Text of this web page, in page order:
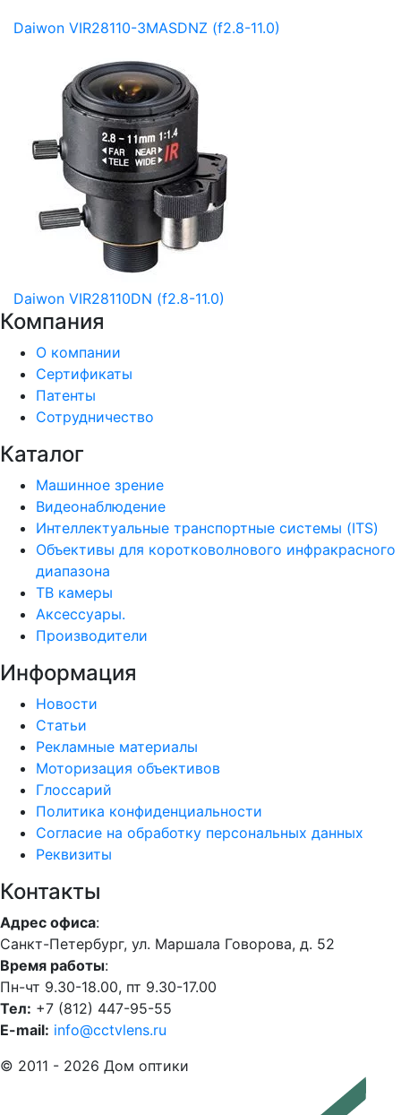
Daiwon VIR28110-3MASDNZ (f2.8-11.0)
Daiwon VIR28110DN (f2.8-11.0)
Компания
О компании
Сертификаты
Патенты
Сотрудничество
Каталог
Машинное зрение
Видеонаблюдение
Интеллектуальные транспортные системы (ITS)
Объективы для коротковолнового инфракрасного
диапазона
ТВ камеры
Аксессуары.
Производители
Информация
Новости
Статьи
Рекламные материалы
Моторизация объективов
Глоссарий
Политика конфиденциальности
Согласие на обработку персональных данных
Реквизиты
Контакты
Адрес офиса:
Санкт-Петербург, ул. Маршала Говорова, д. 52
Время работы:
Пн-чт 9.30-18.00, пт 9.30-17.00
Тел: +7 (812) 447-95-55
E-mail: info@cctvlens.ru
© 2011 - 2026 Дом оптики